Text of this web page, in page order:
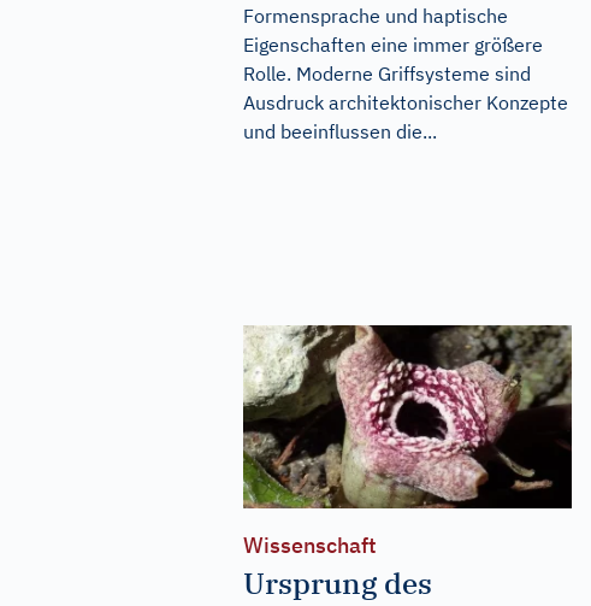
Formensprache und haptische
Eigenschaften eine immer größere
Rolle. Moderne Griffsysteme sind
Ausdruck architektonischer Konzepte
und beeinflussen die...
Wissenschaft
Ursprung des